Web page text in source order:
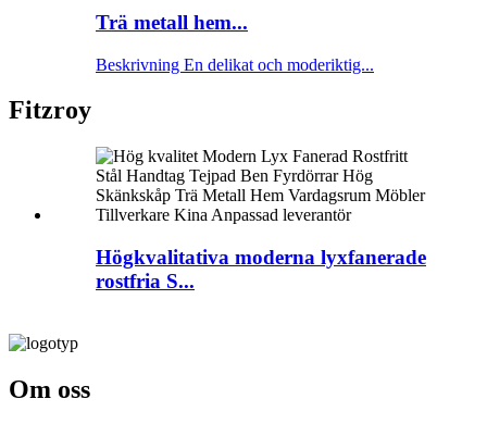
Trä metall hem...
Beskrivning En delikat och moderiktig...
Fitzroy
Högkvalitativa moderna lyxfanerade
rostfria S...
Om oss